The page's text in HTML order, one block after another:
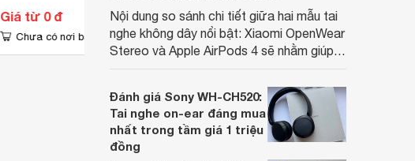
Giá từ 0 đ
Chưa có nơi bán
Giá từ 0 đ
Chưa có nơi bán
Nội dung so sánh chi tiết giữa hai mẫu tai
nghe không dây nổi bật: Xiaomi OpenWear
Stereo và Apple AirPods 4 sẽ nhằm giúp
dựa trên nhu cầu và sở thích cá nhân. Cả
hai đều là sản phẩm chất lượng cao,
nhưng hướng tới đối tượng khách hàng
khác nhau.
Đánh giá Sony WH-CH520:
Tai nghe on-ear đáng mua
nhất trong tầm giá 1 triệu
đồng